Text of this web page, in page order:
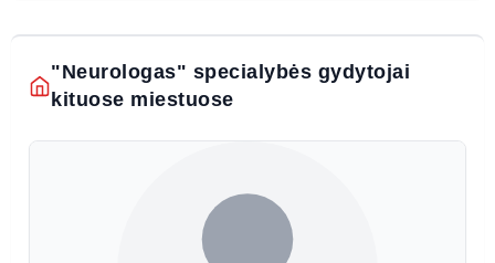
"Neurologas" specialybės gydytojai
kituose miestuose